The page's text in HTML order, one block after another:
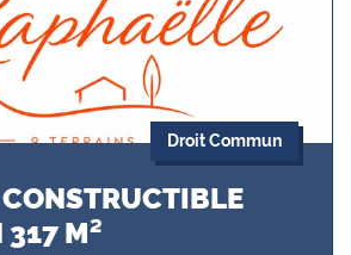
Droit Commun
317 M²